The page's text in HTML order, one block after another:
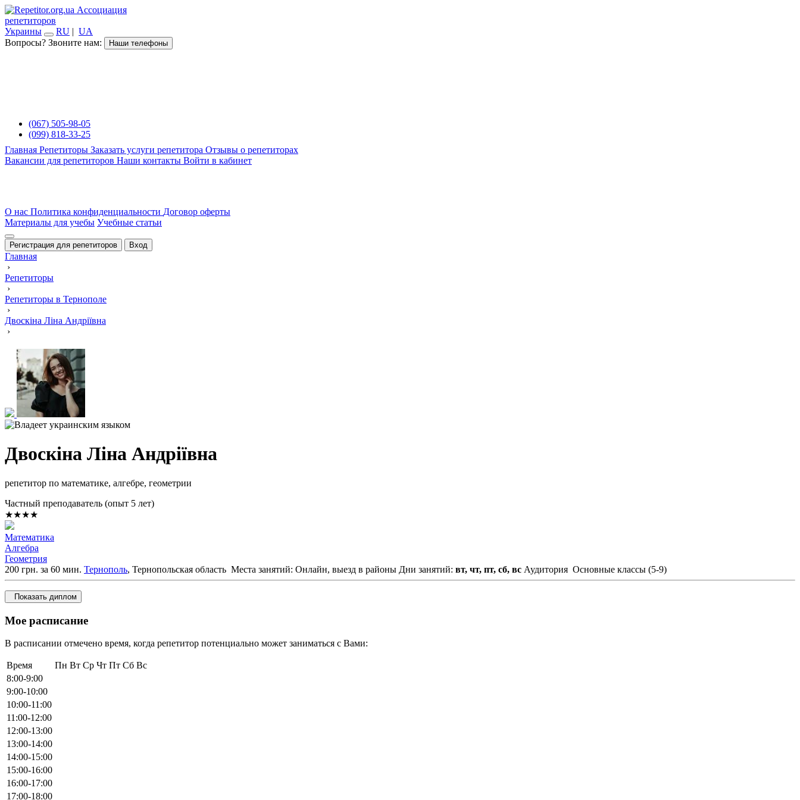
Ассоциация
репетиторов
Украины
RU | UA
Вопросы? Звоните нам:
Наши телефоны
(067) 505-98-05
(099) 818-33-25
Главная Репетиторы Заказать услуги репетитора Отзывы о репетиторах
Вакансии для репетиторов Наши контакты Войти в кабинет
О нас Политика конфиденциальности Договор оферты
Материалы для учебы Учебные статьи
Регистрация для репетиторов Вход
Главная
›
Репетиторы
›
Репетиторы в Тернополе
›
Двоскіна Ліна Андріївна
›
Двоскіна Ліна Андріївна
репетитор по математике, алгебре, геометрии
Частный преподаватель (опыт 5 лет)
★★★★
Математика
Алгебра
Геометрия
200 грн. за 60 мин. Тернополь, Тернопольская область Места занятий: Онлайн, выезд в районы Дни занятий: вт, чт, пт, сб, вс Аудитория Основные классы (5-9)
Показать диплом
Мое расписание
В расписании отмечено время, когда репетитор потенциально может заниматься с Вами:
Время Пн Вт Ср Чт Пт Сб Вс
8:00-9:00
9:00-10:00
10:00-11:00
11:00-12:00
12:00-13:00
13:00-14:00
14:00-15:00
15:00-16:00
16:00-17:00
17:00-18:00